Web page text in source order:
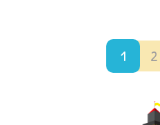
1 2